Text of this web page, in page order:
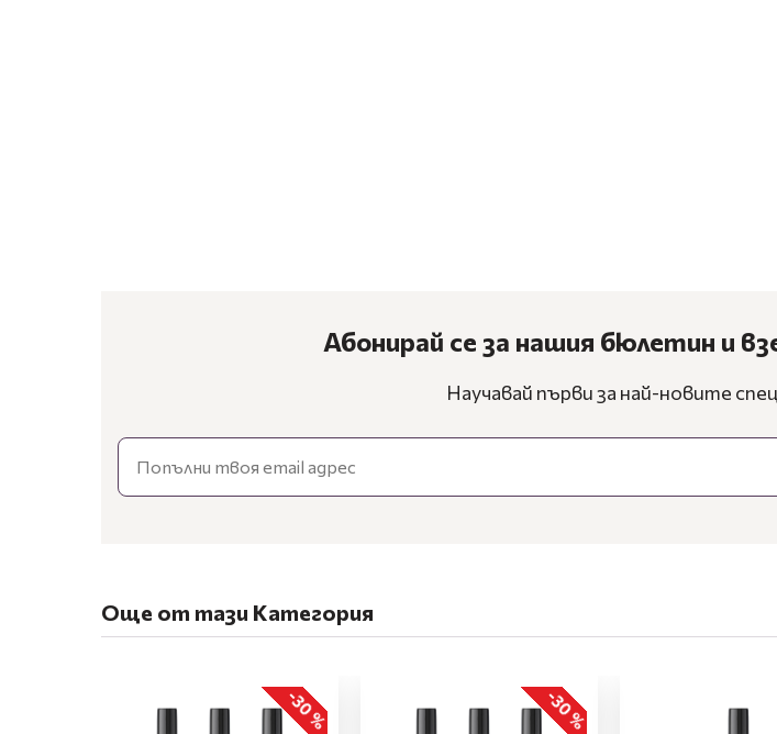
Абонирай се за нашия бюлетин и
Научавай първи за най-новите
Email
Още от тази Категория
-30 % -30 %